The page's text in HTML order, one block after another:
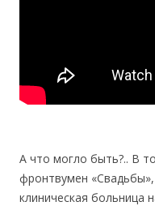
А что могло быть?.. B
фронтвумен
клиническая больница